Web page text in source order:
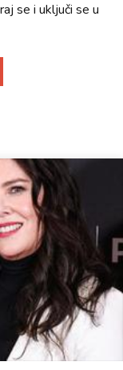
se i uključi se u